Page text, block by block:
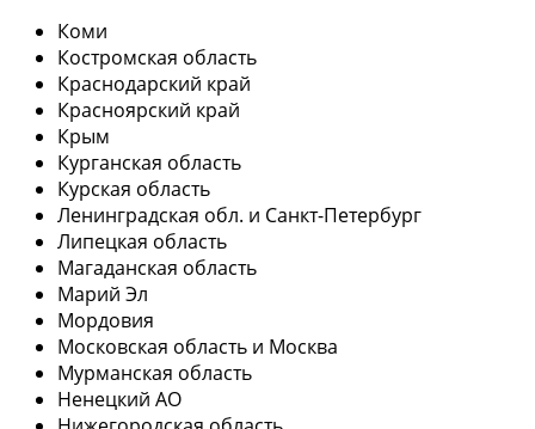
Коми
Костромская область
Краснодарский край
Красноярский край
Крым
Курганская область
Курская область
Ленинградская обл. и Санкт-Петербург
Липецкая область
Магаданская область
Марий Эл
Мордовия
Московская область и Москва
Мурманская область
Ненецкий АО